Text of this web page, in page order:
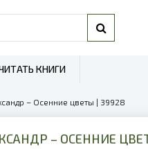
КНИГИ
– Осенние цветы | 39928
– ОСЕННИЕ